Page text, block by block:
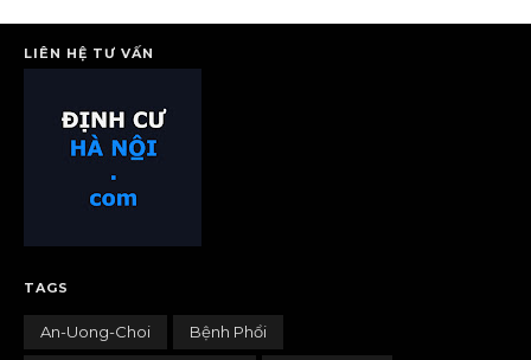
LIÊN HỆ TƯ VẤN
TAGS
An-Uong-Choi Bệnh Phổi